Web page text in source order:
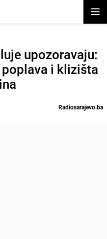
upozoravaju:
i klizišta
Radiosarajevo.ba